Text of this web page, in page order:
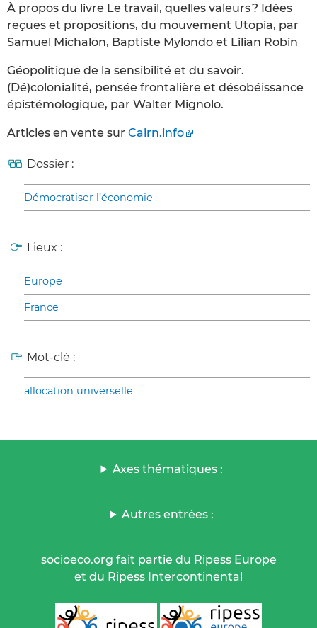
À propos du livre Le travail, quelles valeurs ? Idées
reçues et propositions, du mouvement Utopia, par
Samuel Michalon, Baptiste Mylondo et Lilian Robin
Géopolitique de la sensibilité et du savoir.
(Dé)colonialité, pensée frontalière et désobéissance
épistémologique, par Walter Mignolo.
Articles en vente sur Cairn.info
Dossier :
Démocratiser l’économie
Lieux :
Europe
France
Mot-clé :
allocation universelle
Axes thématiques :
Autres entrées :
socioeco.org fait partie du Ripess Europe
et du Ripess Intercontinental